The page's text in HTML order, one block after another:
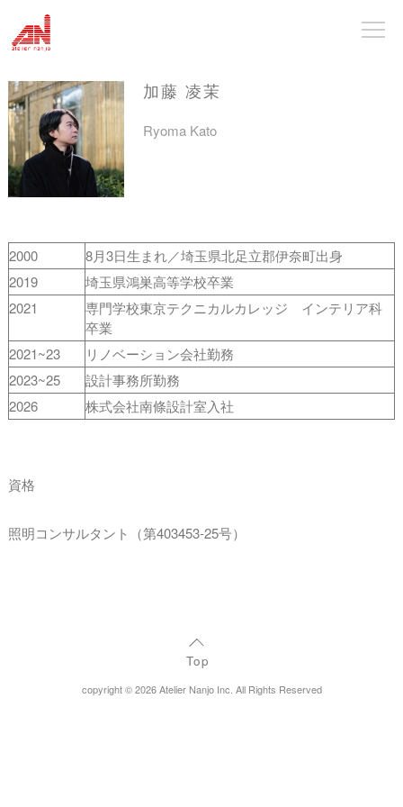
加藤 凌茉
Ryoma Kato
2000
8月3日生まれ／埼玉県北足立郡伊奈町出身
2019
埼玉県鴻巣高等学校卒業
2021
専門学校東京テクニカルカレッジ インテリア科
卒業
2021~23
リノベーション会社勤務
2023~25
設計事務所勤務
2026
株式会社南條設計室入社
資格
照明コンサルタント（第403453-25号）
Top
copyright © 2026 Atelier Nanjo Inc. All Rights Reserved